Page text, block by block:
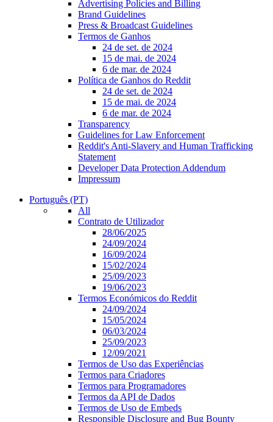
Advertising Policies and Billing
Brand Guidelines
Press & Broadcast Guidelines
Termos de Ganhos
24 de set. de 2024
15 de mai. de 2024
6 de mar. de 2024
Política de Ganhos do Reddit
24 de set. de 2024
15 de mai. de 2024
6 de mar. de 2024
Transparency
Guidelines for Law Enforcement
Reddit's Anti-Slavery and Human Trafficking
Statement
Developer Data Protection Addendum
Impressum
Português (PT)
All
Contrato de Utilizador
28/06/2025
24/09/2024
16/09/2024
15/02/2024
25/09/2023
19/06/2023
Termos Económicos do Reddit
24/09/2024
15/05/2024
06/03/2024
25/09/2023
12/09/2021
Termos de Uso das Experiências
Termos para Criadores
Termos para Programadores
Termos da API de Dados
Termos de Uso de Embeds
Responsible Disclosure and Bug Bounty